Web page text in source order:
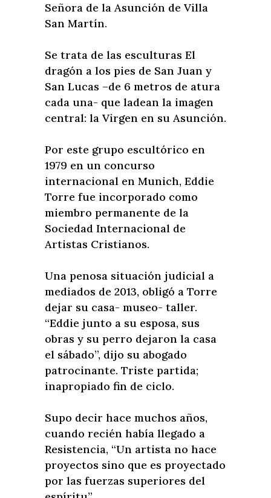
Señora de la Asunción de Villa
San Martín.
Se trata de las esculturas El
dragón a los pies de San Juan y
San Lucas –de 6 metros de atura
cada una- que ladean la imagen
central: la Virgen en su Asunción.
Por este grupo escultórico en
1979 en un concurso
internacional en Munich, Eddie
Torre fue incorporado como
miembro permanente de la
Sociedad Internacional de
Artistas Cristianos.
Una penosa situación judicial a
mediados de 2013, obligó a Torre
dejar su casa- museo- taller.
“Eddie junto a su esposa, sus
obras y su perro dejaron la casa
el sábado”, dijo su abogado
patrocinante. Triste partida;
inapropiado fin de ciclo.
Supo decir hace muchos años,
cuando recién había llegado a
Resistencia, “Un artista no hace
proyectos sino que es proyectado
por las fuerzas superiores del